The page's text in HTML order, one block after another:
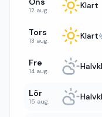
12 aug. Klart
Tors
13 aug. Klart
Fre
14 aug.
Lör
15 aug.